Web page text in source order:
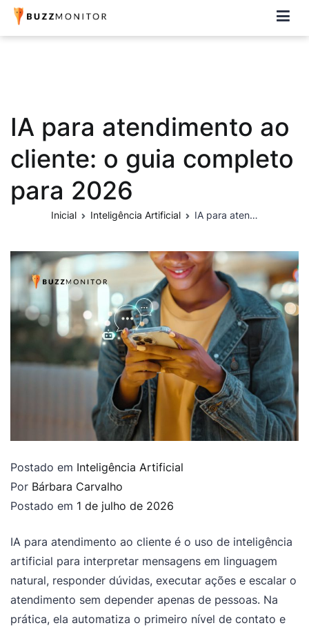
Buzzmonitor
A plataforma mais completa e flexível para social media e CRM
IA para atendimento ao
cliente: o guia completo
para 2026
Inicial Inteligência Artificial IA para atendimento ao cliente: o guia completo para 2026
Postado em Inteligência Artificial
Por Bárbara Carvalho
Postado em 1 de julho de 2026
IA para atendimento ao cliente é o uso de inteligência
artificial para interpretar mensagens em linguagem
natural, responder dúvidas, executar ações e escalar o
atendimento sem depender apenas de pessoas. Na
prática, ela automatiza o primeiro nível de contato e